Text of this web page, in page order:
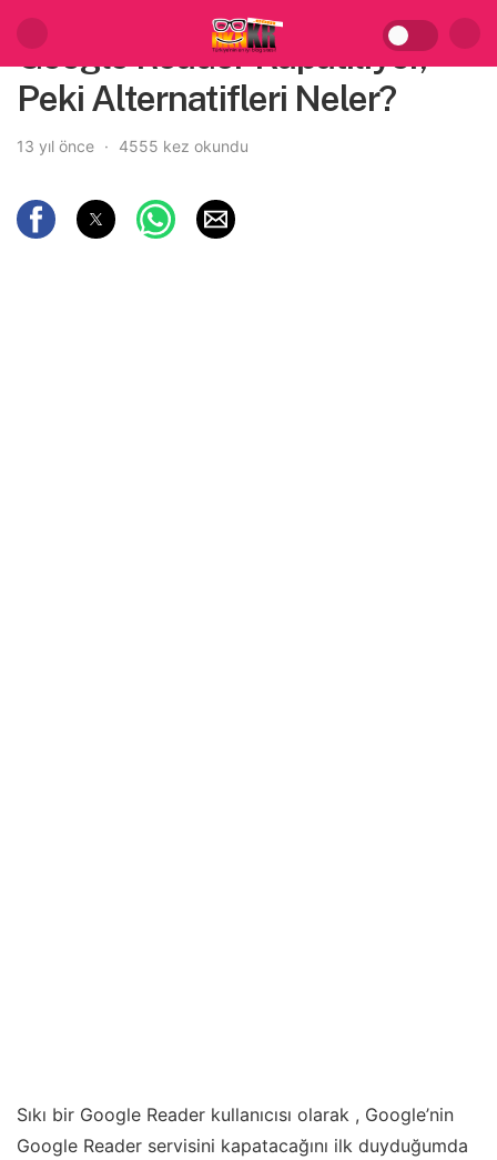
Google Reader Kapatılıyor,
Peki Alternatifleri Neler?
13 yıl önce 4555 kez okundu
Sıkı bir Google Reader kullanıcısı olarak , Google’nin
Google Reader servisini kapatacağını ilk duyduğumda